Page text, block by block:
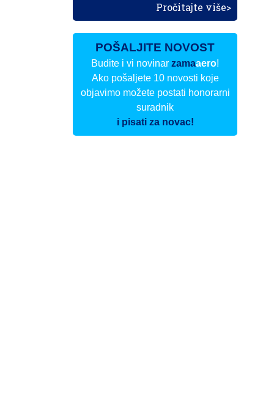
Pročitajte više>
POŠALJITE NOVOST
Budite i vi novinarzamaaero!
Ako pošaljete 10 novosti koje
objavimo možete postati honorarni
suradnik
i pisati za novac!